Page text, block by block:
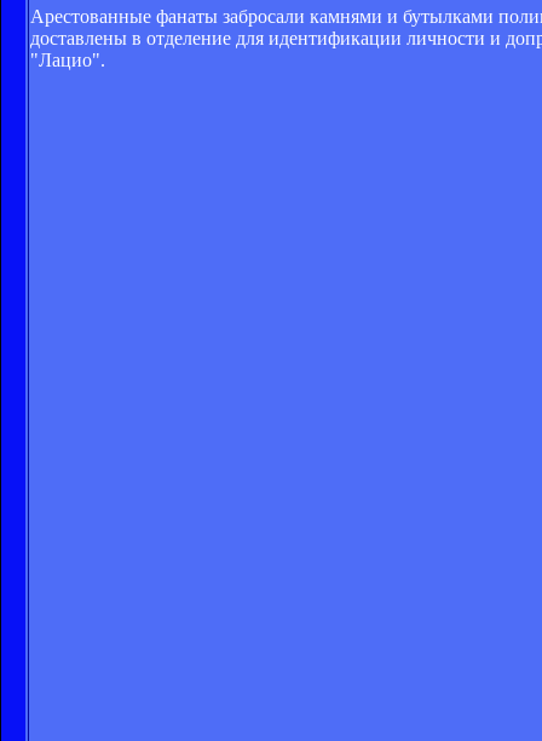
Арестованные фанаты забросали камнями и бутылками
доставлены в отделение для идентификации личности и
"Лацио".